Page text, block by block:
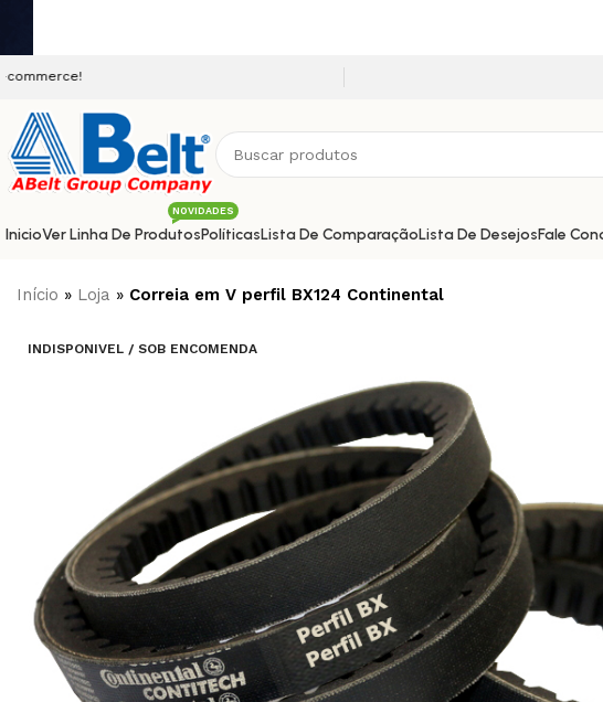
InicioVer Linha De Produtos
NOVIDADES
PolíticasLista De ComparaçãoLista De DesejosFale
Início » Loja » Correia em V perfil BX124 Continental
INDISPONIVEL / SOB ENCOMENDA